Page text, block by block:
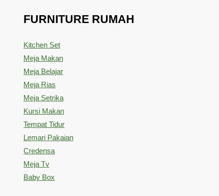
FURNITURE RUMAH
Kitchen Set
Meja Makan
Meja Belajar
Meja Rias
Meja Setrika
Kursi Makan
Tempat Tidur
Lemari Pakaian
Credensa
Meja Tv
Baby Box